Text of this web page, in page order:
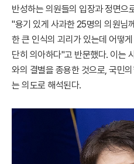
반성하는 의원들의 입장과 정면으
"용기 있게 사과한 25명의 의원님
한 큰 인식의 괴리가 있는데 어떻
단히 의아하다"고 반문했다. 이는
와의 결별을 종용한 것으로, 국민
는 의도로 해석된다.